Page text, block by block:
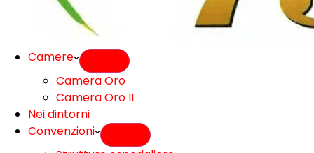
Camere
Camera Oro
Camera Oro II
Nei dintorni
Convenzioni